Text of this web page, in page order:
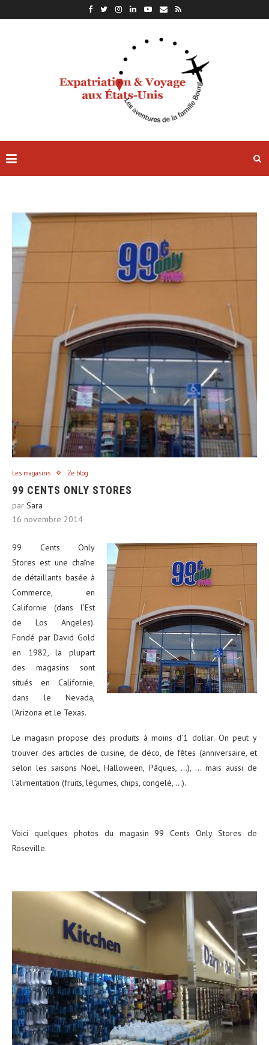
Les magasins Ze blog
99 CENTS ONLY STORES
par Sara
16 novembre 2014
99 Cents Only
Stores est une chaîne
de détaillants basée à
Commerce, en
Californie (dans l’Est
de Los Angeles).
Fondé par David Gold
en 1982, la plupart
des magasins sont
situés en Californie,
dans le Nevada,
l’Arizona et le Texas.
Le magasin propose des produits à moins d’1 dollar. On peut y
trouver des articles de cuisine, de déco, de fêtes (anniversaire, et
selon les saisons Noël, Halloween, Pâques, …), … mais aussi de
l’alimentation (fruits, légumes, chips, congelé, …).
Voici quelques photos du magasin 99 Cents Only Stores de
Roseville.